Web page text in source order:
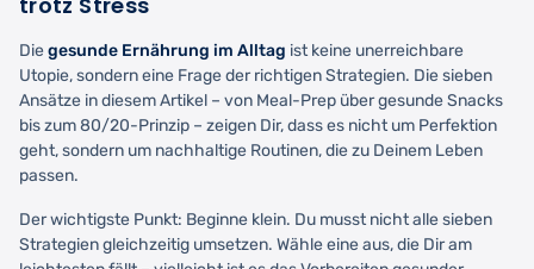
Diegesunde Ernährung im Alltag ist keine unerreichbare
Utopie, sondern eine Frage der richtigen Strategien. Die sieben
Ansätze in diesem Artikel – von Meal-Prep über gesunde Snacks
bis zum 80/20-Prinzip – zeigen Dir, dass es nicht um Perfektion
geht, sondern um nachhaltige Routinen, die zu Deinem Leben
passen.
Der wichtigste Punkt: Beginne klein. Du musst nicht alle sieben
Strategien gleichzeitig umsetzen. Wähle eine aus, die Dir am